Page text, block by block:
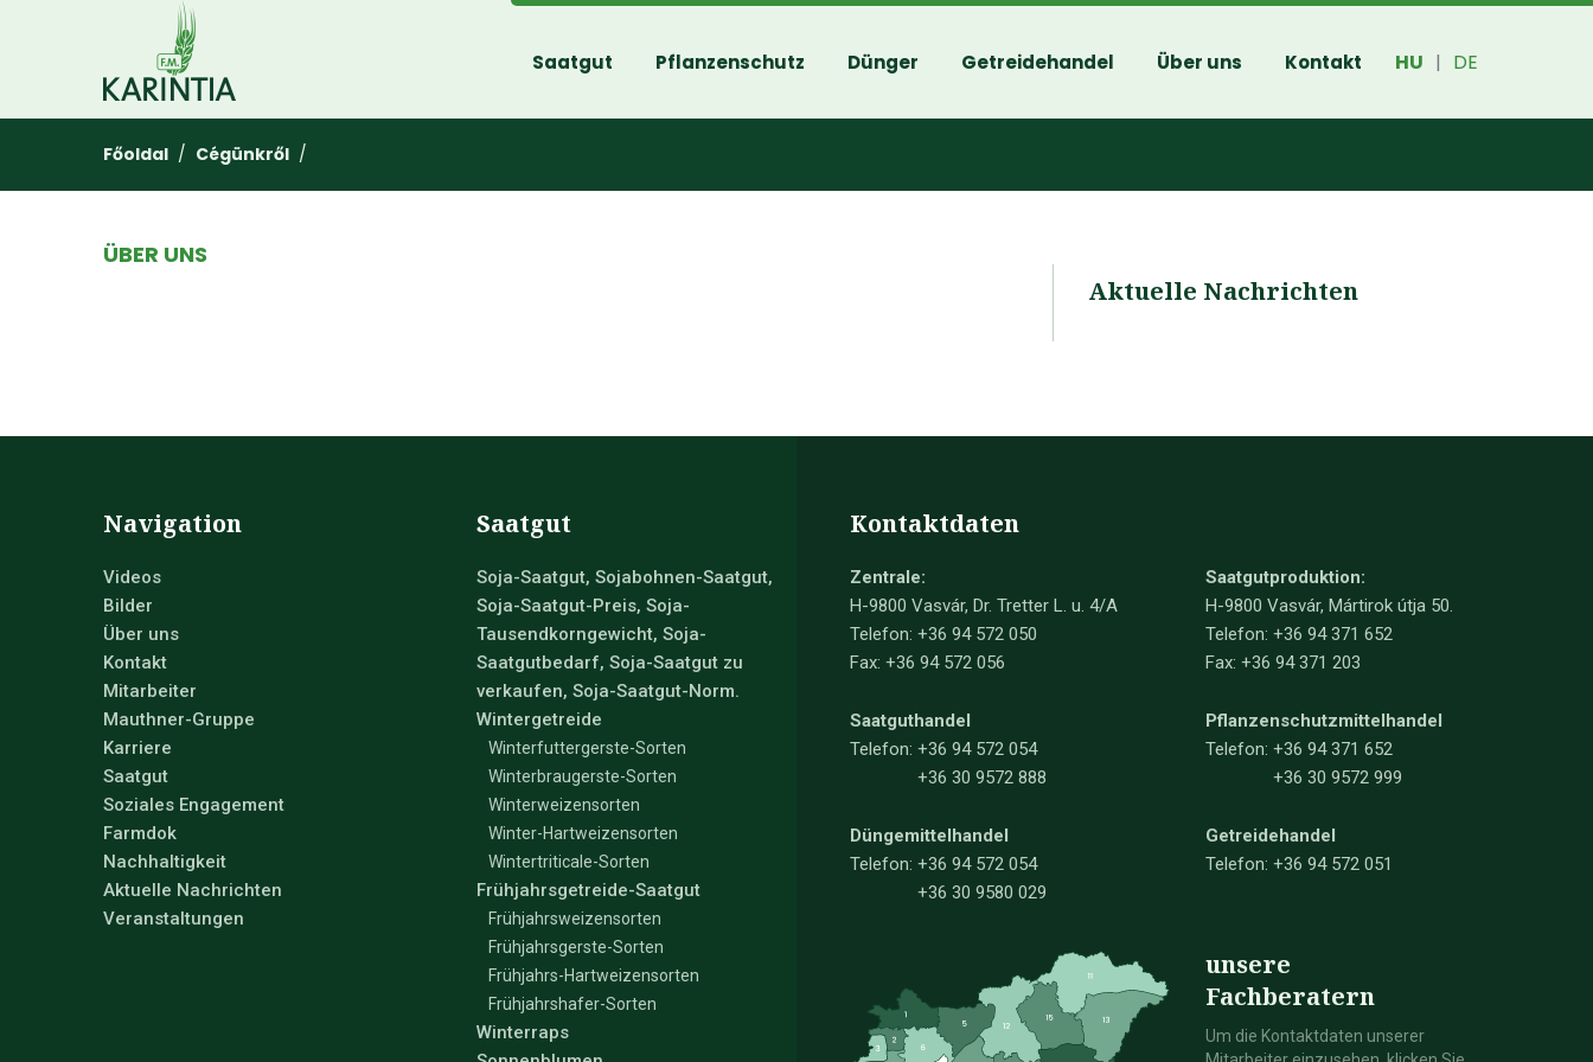
Saatgut Pflanzenschutz Dünger Getreidehandel Über uns Kontakt HU | DE
Főoldal / Cégünkről /
ÜBER UNS
Aktuelle Nachrichten
Navigation
Videos
Bilder
Über uns
Kontakt
Mitarbeiter
Mauthner-Gruppe
Karriere
Saatgut
Soziales Engagement
Farmdok
Nachhaltigkeit
Aktuelle Nachrichten
Veranstaltungen
Saatgut
Soja-Saatgut, Sojabohnen-Saatgut,
Soja-Saatgut-Preis, Soja-
Tausendkorngewicht, Soja-
Saatgutbedarf, Soja-Saatgut zu
verkaufen, Soja-Saatgut-Norm.
Wintergetreide
Winterfuttergerste-Sorten
Winterbraugerste-Sorten
Winterweizensorten
Winter-Hartweizensorten
Wintertriticale-Sorten
Frühjahrsgetreide-Saatgut
Frühjahrsweizensorten
Frühjahrsgerste-Sorten
Frühjahrs-Hartweizensorten
Frühjahrshafer-Sorten
Winterraps
Kontaktdaten
Zentrale:
H-9800 Vasvár, Dr. Tretter L. u. 4/A
Telefon: +36 94 572 050
Fax: +36 94 572 056
Saatgutproduktion:
H-9800 Vasvár, Mártirok útja 50.
Telefon: +36 94 371 652
Fax: +36 94 371 203
Saatguthandel
Telefon: +36 94 572 054
+36 30 9572 888
Pflanzenschutzmittelhandel
Telefon: +36 94 371 652
+36 30 9572 999
Düngemittelhandel
Telefon: +36 94 572 054
+36 30 9580 029
Getreidehandel
Telefon: +36 94 572 051
unsere
Fachberatern
Um die Kontaktdaten unserer